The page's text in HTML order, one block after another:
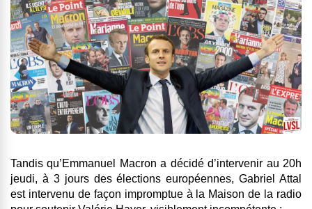
Tandis qu’Emmanuel Macron a décidé d’intervenir au 20h
jeudi, à 3 jours des élections européennes, Gabriel Attal
est intervenu de façon impromptue à la Maison de la radio